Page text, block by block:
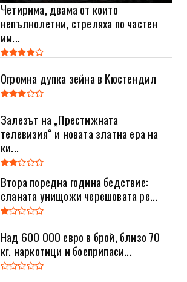
Четирима, двама от които
непълнолетни, стреляха по частен
им...
Огромна дупка зейна в Кюстендил
Залезът на „Престижната
телевизия“ и новата златна ера на
ки...
Втора поредна година бедствие:
сланата унищожи черешовата ре...
Над 600 000 евро в брой, близо 70
кг. наркотици и боеприпаси...